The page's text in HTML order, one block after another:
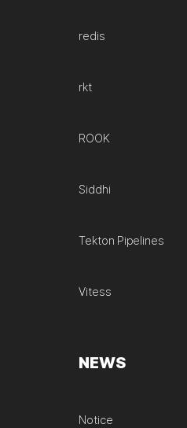
redis
rkt
ROOK
Siddhi
Tekton Pipelines
Vitess
NEWS
Notice